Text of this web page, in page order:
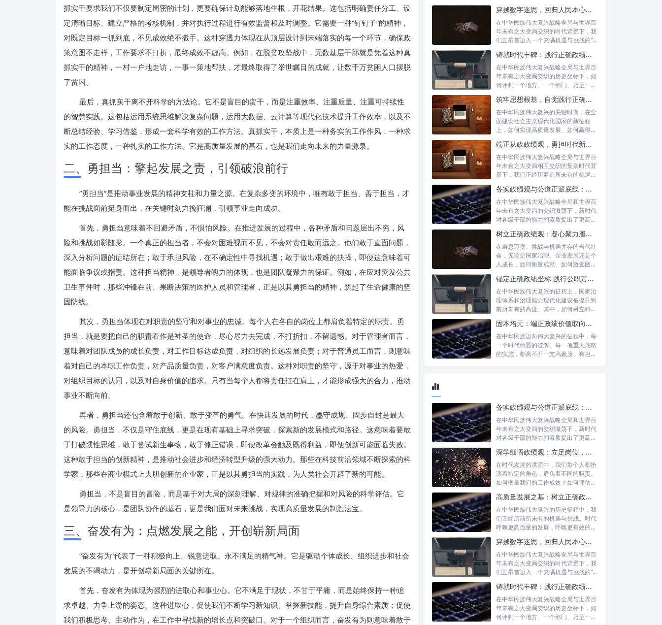
抓实干要求我们不仅要制定周密的计划，更要确保计划能够落地生根，开花结果。这包括明确责任分工、设
定清晰目标、建立严格的考核机制，并对执行过程进行有效监督和及时调整。它需要一种“钉钉子”的精神，
对既定目标一抓到底，不见成效绝不撒手。这种穿透力体现在从顶层设计到末端落实的每一个环节，确保政
策意图不走样，工作要求不打折，最终成效不虚高。例如，在脱贫攻坚战中，无数基层干部就是凭着这种真
抓实干的精神，一村一户地走访，一事一策地帮扶，才最终取得了举世瞩目的成就，让数千万贫困人口摆脱
了贫困。
最后，真抓实干离不开科学的方法论。它不是盲目的蛮干，而是注重效率、注重质量、注重可持续性
的智慧实践。这包括运用系统思维解决复杂问题，运用大数据、云计算等现代化技术提升工作效率，以及不
断总结经验、学习借鉴，形成一套科学有效的工作方法。真抓实干，本质上是一种务实的工作作风，一种求
实的工作态度，一种扎实的工作方法。它是高质量发展的基石，也是我们走向未来的力量源泉。
二、勇担当：擎起发展之责，引领破浪前行
“勇担当”是推动事业发展的精神支柱和力量之源。在复杂多变的环境中，唯有敢于担当、善于担当，才
能在挑战面前挺身而出，在关键时刻力挽狂澜，引领事业走向成功。
首先，勇担当意味着不回避矛盾，不惧怕风险。在推进发展的过程中，各种矛盾和问题层出不穷，风
险和挑战如影随形。一个真正的担当者，不会对困难视而不见，不会对责任敬而远之。他们敢于直面问题，
深入分析问题的症结所在；敢于承担风险，在不确定性中寻找机遇；敢于做出艰难的抉择，即便这意味着可
能面临争议或指责。这种担当精神，是领导者魄力的体现，也是团队凝聚力的保证。例如，在应对突发公共
卫生事件时，那些冲锋在前、果断决策的医护人员和管理者，正是以其勇担当的精神，筑起了生命健康的坚
固防线。
其次，勇担当体现在对职责的坚守和对事业的忠诚。每个人在各自的岗位上都肩负着特定的职责。勇
担当，就是要把自己的职责看作是神圣的使命，尽心尽力去完成，不打折扣，不留遗憾。对于管理者而言，
意味着对团队成员的成长负责，对工作目标达成负责，对组织的长远发展负责；对于普通员工而言，则意味
着对自己的本职工作负责，对产品质量负责，对客户满意度负责。这种对职责的坚守，源于对事业的热爱，
对组织目标的认同，以及对自身价值的追求。只有当每个人都将责任扛在肩上，才能形成强大的合力，推动
事业不断向前。
再者，勇担当还包含着敢于创新、敢于变革的勇气。在快速发展的时代，墨守成规、固步自封是最大
的风险。勇担当，不仅是守住底线，更是在现有基础上寻求突破，探索新的发展模式和路径。这意味着要敢
于打破惯性思维，敢于尝试新生事物，敢于修正错误，即便改革会触及既得利益，即便创新可能面临失败。
这种敢于担当的创新精神，是推动社会进步和经济转型升级的强大动力。那些在科技前沿领域不断探索的科
学家，那些在商业模式上大胆创新的企业家，正是以其勇担当的实践，为人类社会开辟了新的可能。
勇担当，不是盲目的冒险，而是基于对大局的深刻理解、对规律的准确把握和对风险的科学评估。它
是领导力的核心，是团队协作的基石，更是我们面对未来挑战，实现高质量发展的制胜法宝。
三、奋发有为：点燃发展之能，开创崭新局面
“奋发有为”代表了一种积极向上、锐意进取、永不满足的精气神。它是驱动个体成长、组织进步和社会
发展的不竭动力，是开创崭新局面的关键所在。
首先，奋发有为体现为强烈的进取心和事业心。它不满足于现状，不甘于平庸，而是始终保持一种追
求卓越、力争上游的姿态。这种进取心，促使我们不断学习新知识、掌握新技能，提升自身综合素质；促使
我们积极思考、主动作为，在工作中寻找新的增长点和突破口。对于一个组织而言，奋发有为则意味着敢于
穿越数字迷思，回归人民本心：悟透政绩观内涵，践行新时代使命
在中华民族伟大复兴战略全局与世界百
年未有之大变局交织的时代背景下，我
们正昂首迈入一个充满机遇与挑战的“新
铸就时代丰碑：践行正确政绩观，实干笃行显作为
在中华民族伟大复兴战略全局与世界百
年未有之大变局交织的历史坐标下，如
何评判一个地方、一个部门、乃至一名
筑牢思想根基，自觉践行正确政绩观：以实绩赢得民心，以担当开创未来
在中华民族伟大复兴的关键时期，在全
面建设社会主义现代化国家的新征程
上，如何实现高质量发展、如何赢得人
端正从政政绩观，勇担时代新使命：新征程上的责任与担当
在中华民族伟大复兴战略全局与世界百
年未有之大变局相互交织的复杂时代背
景下，我们正经历着前所未有的机遇与
务实政绩观与公道正派底线：新时代干部担当作为的“压舱石”
在中华民族伟大复兴战略全局和世界百
年未有之大变局的交织激荡下，新时代
对各级干部的能力和素质提出了更高要
树立正确政绩观：凝心聚力履职尽责的根本保障与实践路径
在瞬息万变、挑战与机遇并存的当代社
会，无论是国家治理、企业发展还是个
人成长，如何衡量成就、如何激发团队
锚定正确政绩坐标 践行公职责任担当：新时代国家治理的基石
在中华民族伟大复兴的征程上，国家治
理体系和治理能力现代化建设被提升到
前所未有的高度。其中，如何树立科学
固本培元：端正政绩价值取向，永葆为民服务初心
在中华民族迈向伟大复兴的征程中，每
一个时代命题的破解、每一项重大战略
的实施，都离不开一支高素质、有担当
务实政绩观与公道正派底线：新时代干部担当作为的“压舱石”
在中华民族伟大复兴战略全局和世界百
年未有之大变局的交织激荡下，新时代
对各级干部的能力和素质提出了更高要
深学细悟政绩观：立足岗位，争做新时代的实干先锋
在时代发展的洪流中，我们每个人都扮
演着特定的角色，肩负着不同的职责。
如何衡量我们的工作成效？如何评估我
高质量发展之基：树立正确政绩理念，锤炼务实工作作风
在中华民族伟大复兴的历史征程中，我
们正经历前所未有的机遇与挑战。时代
呼唤更高质量的发展，呼唤更有效的治
穿越数字迷思，回归人民本心：悟透政绩观内涵，践行新时代使命
在中华民族伟大复兴战略全局与世界百
年未有之大变局交织的时代背景下，我
们正昂首迈入一个充满机遇与挑战的“新
铸就时代丰碑：践行正确政绩观，实干笃行显作为
在中华民族伟大复兴战略全局与世界百
年未有之大变局交织的历史坐标下，如
何评判一个地方、一个部门、乃至一名